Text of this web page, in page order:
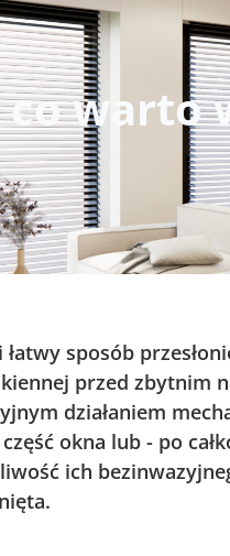
warto
sposób
przed zbytnim
działaniem
okna lub - po
ich